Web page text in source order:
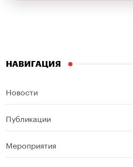
НАВИГАЦИЯ
Новости
Публикации
Мероприятия